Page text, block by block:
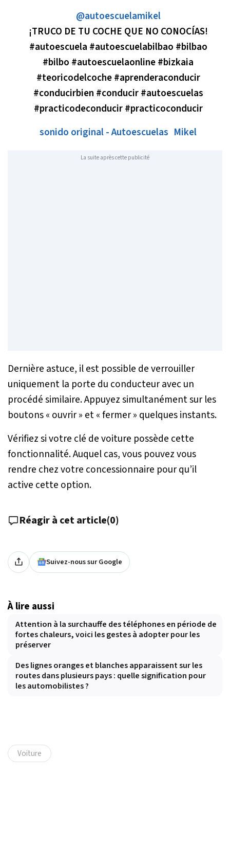
@autoescuelamikel
¡TRUCO DE TU COCHE QUE NO CONOCÍAS!
#autoescuela #autoescuelabilbao #bilbao
#bilbo #autoescuelaonline #bizkaia
#teoricodelcoche #aprenderaconducir
#conducirbien #conducir #autoescuelas
#practicodeconducir #practicoconducir
sonido original - Autoescuelas Mikel
La suite après cette publicité
Dernière astuce, il est possible de verrouiller
uniquement la porte du conducteur avec un
procédé similaire. Appuyez simultanément sur les
boutons « ouvrir » et « fermer » quelques instants.
Vérifiez si votre clé de voiture possède cette
fonctionnalité. Auquel cas, vous pouvez vous
rendre chez votre concessionnaire pour qu’il
active cette option.
Réagir à cet article(0)
Suivez-nous sur Google
À lire aussi
Attention à la surchauffe des téléphones en période de
fortes chaleurs, voici les gestes à adopter pour les
préserver
Des lignes oranges et blanches apparaissent sur les
routes dans plusieurs pays : quelle signification pour
les automobilistes ?
Voiture